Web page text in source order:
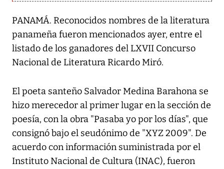
PANAMÁ. Reconocidos nombres de la literatura
panameña fueron mencionados ayer, entre el
listado de los ganadores del LXVII Concurso
Nacional de Literatura Ricardo Miró.
El poeta santeño Salvador Medina Barahona se
hizo merecedor al primer lugar en la sección de
poesía, con la obra "Pasaba yo por los días", que
consignó bajo el seudónimo de "XYZ 2009". De
acuerdo con información suministrada por el
Instituto Nacional de Cultura (INAC), fueron